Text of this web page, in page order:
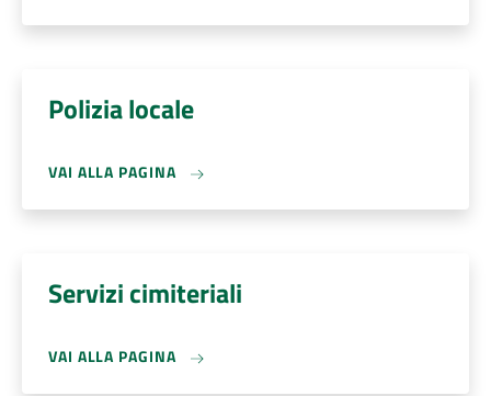
Polizia locale
VAI ALLA PAGINA
Servizi cimiteriali
VAI ALLA PAGINA